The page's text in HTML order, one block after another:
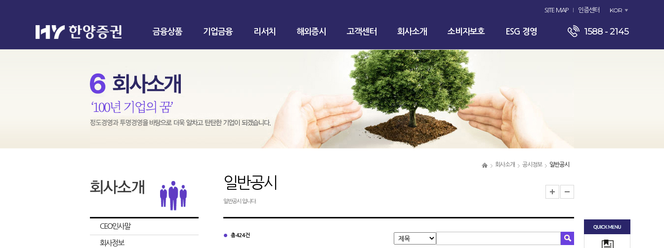
SITE MAP 인증센터 KOR
금융상품 기업금융 리서치 해외증시 고객센터 회사소개 소비자보호 ESG 경영 1588 - 2145
회사소개 공시정보 일반공시
CEO인사말
회사정보
일반공시
일반공시 입니다.
총 424건